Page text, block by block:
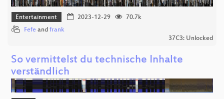
Entertainment 2023-12-29
70.7k
Fefe and frank
37C3: Unlocked
So vermittelst du technische Inhalte
verständlich